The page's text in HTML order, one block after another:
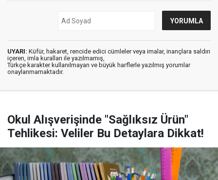
UYARI: Küfür, hakaret, rencide edici cümleler veya imalar, inançlara saldırı
içeren, imla kuralları ile yazılmamış,
Türkçe karakter kullanılmayan ve büyük harflerle yazılmış yorumlar
onaylanmamaktadır.
Okul Alışverişinde "Sağlıksız Ürün"
Tehlikesi: Veliler Bu Detaylara Dikkat!